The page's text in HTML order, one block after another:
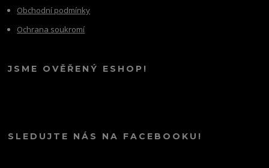
Obchodní podmínky
Ochrana soukromí
JSME OVĚŘENÝ ESHOP!
SLEDUJTE NÁS NA FACEBOOKU!